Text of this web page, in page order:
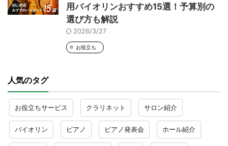
用バイオリンおすすめ15選！予算別の
選び方も解説
2026/3/27
お役立ち
人気のタグ
お役立ちサービス クラリネット サロン紹介
バイオリン ピアノ ピアノ発表会 ホール紹介